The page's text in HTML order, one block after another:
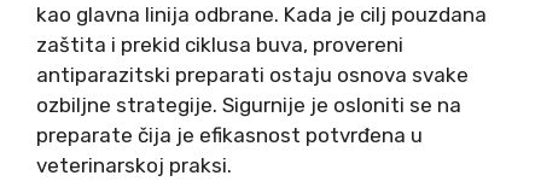
kao glavna linija odbrane. Kada je cilj pouzdana
zaštita i prekid ciklusa buva, provereni
antiparazitski preparati ostaju osnova svake
ozbiljne strategije. Sigurnije je osloniti se na
preparate čija je efikasnost potvrđena u
veterinarskoj praksi.